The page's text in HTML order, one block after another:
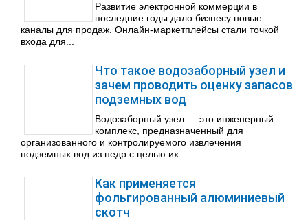
Развитие электронной коммерции в
последние годы дало бизнесу новые
каналы для продаж. Онлайн-маркетплейсы стали точкой
входа для...
Что такое водозаборный узел и
зачем проводить оценку запасов
подземных вод
Водозаборный узел — это инженерный
комплекс, предназначенный для
организованного и контролируемого извлечения
подземных вод из недр с целью их...
Как применяется
фольгированный алюминиевый
скотч